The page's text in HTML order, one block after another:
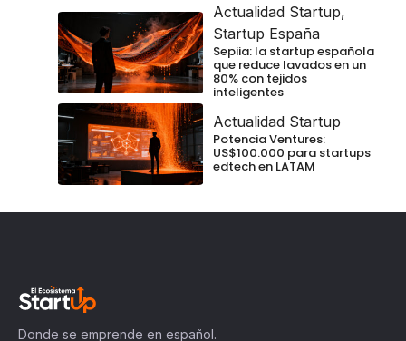
Actualidad Startup,
Startup España
Sepiia: la startup española
que reduce lavados en un
80% con tejidos
inteligentes
Actualidad Startup
Potencia Ventures:
US$100.000 para startups
edtech en LATAM
Donde se emprende en español.